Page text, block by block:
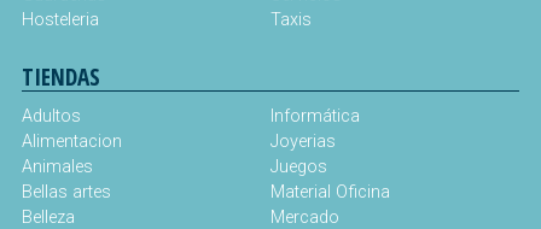
Hosteleria
Taxis
TIENDAS
Adultos
Alimentacion
Animales
Bellas artes
Belleza
Informática
Joyerias
Juegos
Material Oficina
Mercado